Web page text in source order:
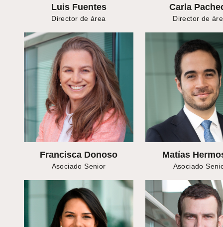
Luis Fuentes
Director de área
Carla
Director de
Francisca Donoso
Asociado Senior
Matías
Asociado